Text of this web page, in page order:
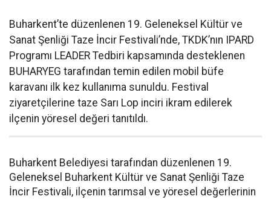
Buharkent’te düzenlenen 19. Geleneksel Kültür ve
Sanat Şenliği Taze İncir Festivali’nde, TKDK’nın IPARD
Programı LEADER Tedbiri kapsamında desteklenen
BUHARYEG tarafından temin edilen mobil büfe
karavanı ilk kez kullanıma sunuldu. Festival
ziyaretçilerine taze Sarı Lop inciri ikram edilerek
ilçenin yöresel değeri tanıtıldı.
Buharkent Belediyesi tarafından düzenlenen 19.
Geleneksel Buharkent Kültür ve Sanat Şenliği Taze
İncir Festivali, ilçenin tarımsal ve yöresel değerlerinin